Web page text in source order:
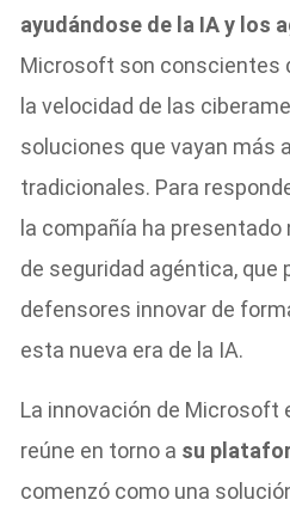
ayudándose de la IA y los
Microsoft son conscientes
la velocidad de las
soluciones que vayan más
tradicionales. Para
la compañía ha
de seguridad agéntica, que
defensores innovar de
esta nueva era de la IA.
La innovación de Microsoft
reúne en torno a su
comenzó como una